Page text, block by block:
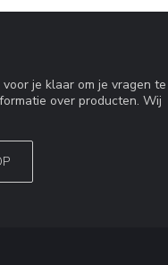
je klaar om je vragen te
over producten. Wij